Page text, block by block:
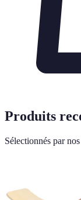
Produits
Sélectionnés par